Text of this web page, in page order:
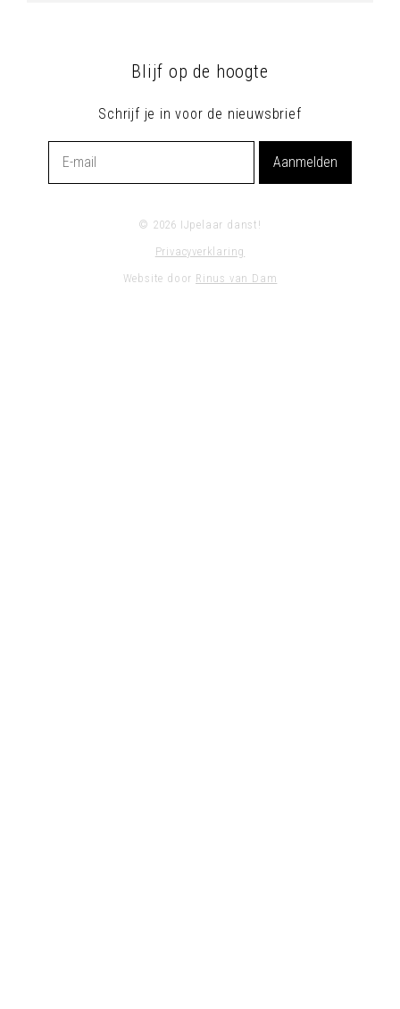
Blijf op de hoogte
Schrijf je in voor de nieuwsbrief
© 2026 IJpelaar danst!
Privacyverklaring
Website door Rinus van Dam